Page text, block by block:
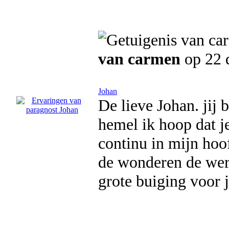
van carmen op 22
Johan
De lieve Johan. jij
hemel ik hoop dat
continu in mijn
de wonderen de
grote buiging voor